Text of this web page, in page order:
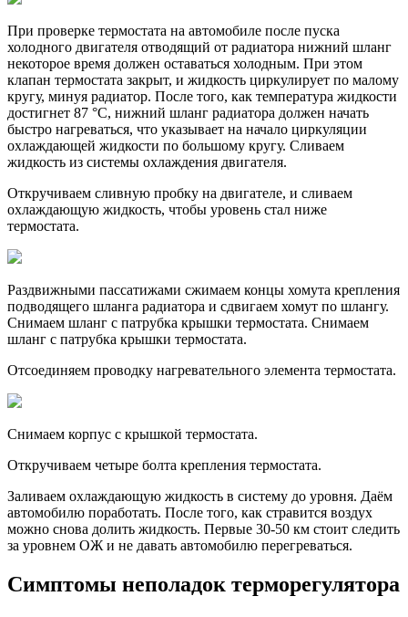
При проверке термостата на автомобиле после пуска
холодного двигателя отводящий от радиатора нижний шланг
некоторое время должен оставаться холодным. При этом
клапан термостата закрыт, и жидкость циркулирует по малому
кругу, минуя радиатор. После того, как температура жидкости
достигнет 87 °C, нижний шланг радиатора должен начать
быстро нагреваться, что указывает на начало циркуляции
охлаждающей жидкости по большому кругу. Сливаем
жидкость из системы охлаждения двигателя.
Откручиваем сливную пробку на двигателе, и сливаем
охлаждающую жидкость, чтобы уровень стал ниже
термостата.
Раздвижными пассатижами сжимаем концы хомута крепления
подводящего шланга радиатора и сдвигаем хомут по шлангу.
Снимаем шланг с патрубка крышки термостата. Снимаем
шланг с патрубка крышки термостата.
Отсоединяем проводку нагревательного элемента термостата.
Снимаем корпус с крышкой термостата.
Откручиваем четыре болта крепления термостата.
Заливаем охлаждающую жидкость в систему до уровня. Даём
автомобилю поработать. После того, как стравится воздух
можно снова долить жидкость. Первые 30-50 км стоит следить
за уровнем ОЖ и не давать автомобилю перегреваться.
Симптомы неполадок терморегулятора